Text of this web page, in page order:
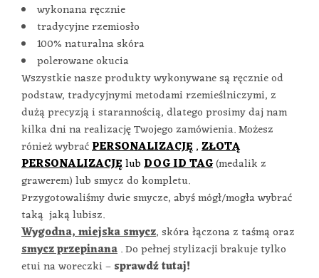
wykonana ręcznie
tradycyjne rzemiosło
100% naturalna skóra
polerowane okucia
Wszystkie nasze produkty wykonywane są ręcznie od
podstaw, tradycyjnymi metodami rzemieślniczymi, z
dużą precyzją i starannością, dlatego prosimy daj nam
kilka dni na realizację Twojego zamówienia. Możesz
rónież wybraćPERSONALIZACJĘ,ZŁOTĄ
PERSONALIZACJĘlubDOG ID TAG(medalik z
grawerem) lub smycz do kompletu.
Przygotowaliśmy dwie smycze, abyś mógł/mogła wybrać
taką jaką lubisz.
Wygodna, miejska smycz, skóra łączona z taśmą oraz
smycz przepinana. Do pełnej stylizacji brakuje tylko
etui na woreczki –sprawdź tutaj!